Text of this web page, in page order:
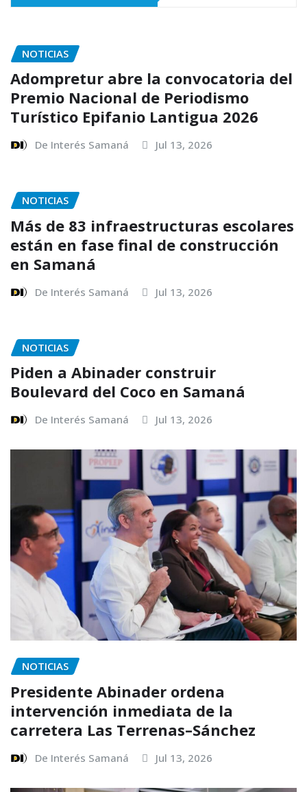
NOTICIAS
Adompretur abre la convocatoria del
Premio Nacional de Periodismo
Turístico Epifanio Lantigua 2026
De Interés Samaná Jul 13, 2026
NOTICIAS
Más de 83 infraestructuras escolares
están en fase final de construcción
en Samaná
De Interés Samaná Jul 13, 2026
NOTICIAS
Piden a Abinader construir
Boulevard del Coco en Samaná
De Interés Samaná Jul 13, 2026
NOTICIAS
Presidente Abinader ordena
intervención inmediata de la
carretera Las Terrenas–Sánchez
De Interés Samaná Jul 13, 2026